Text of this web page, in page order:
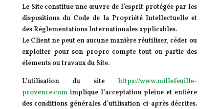
Le Site constitue une œuvre de l’esprit protégée par les
dispositions du Code de la Propriété Intellectuelle et
des Réglementations Internationales applicables.
Le Client ne peut en aucune manière réutiliser, céder ou
exploiter pour son propre compte tout ou partie des
éléments ou travaux du Site.
L’utilisation du site https://www.millefeuille-
provence.comimplique l’acceptation pleine et entière
des conditions générales d’utilisation ci-après décrites.